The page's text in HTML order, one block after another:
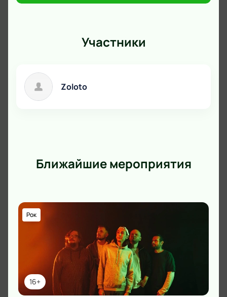
Участники
Zoloto
Ближайшие мероприятия
16+
Рок